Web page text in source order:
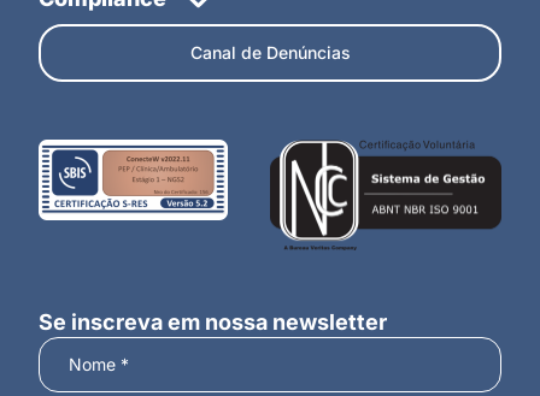
Canal de Denúncias
Se inscreva em nossa newsletter